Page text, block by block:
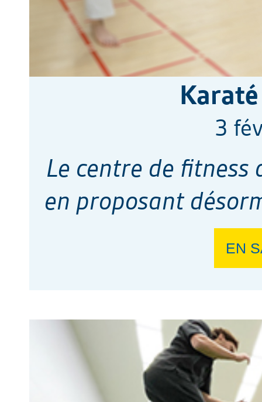
3
Le centre de fitness
en proposant
EN